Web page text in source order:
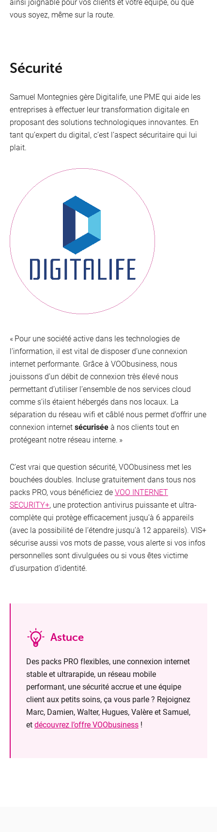
vous soyez, même sur la route.
Sécurité
Samuel Montegnies gère Digitalife, une PME qui aide les
entreprises à effectuer leur transformation digitale en
proposant des solutions technologiques innovantes. En
tant qu’expert du digital, c’est l’aspect sécuritaire qui lui
plait.
« Pour une société active dans les technologies de
l’information, il est vital de disposer d’une connexion
internet performante. Grâce à VOObusiness, nous
jouissons d’un débit de connexion très élevé nous
permettant d’utiliser l’ensemble de nos services cloud
comme s’ils étaient hébergés dans nos locaux. La
séparation du réseau wifi et câblé nous permet d’offrir une
connexion internetsécuriséeà nos clients tout en
protégeant notre réseau interne. »
C’est vrai que question sécurité, VOObusiness met les
bouchées doubles. Incluse gratuitement dans tous nos
packs PRO, vous bénéficiez deVOO INTERNET
SECURITY+, une protection antivirus puissante et ultra-
complète qui protège efficacement jusqu’à 6 appareils
(avec la possibilité de l’étendre jusqu’à 12 appareils). VIS+
sécurise aussi vos mots de passe, vous alerte si vos infos
personnelles sont divulguées ou si vous êtes victime
d’usurpation d’identité.
Astuce
Des packs PRO flexibles, une connexion internet
stable et ultrarapide, un réseau mobile
performant, une sécurité accrue et une équipe
client aux petits soins, ça vous parle ? Rejoignez
Marc, Damien, Walter, Hugues, Valère et Samuel,
etdécouvrez l’offre VOObusiness!